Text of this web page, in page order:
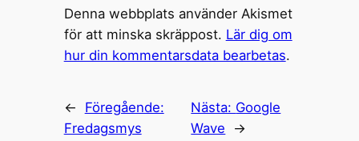
Denna webbplats använder Akismet
för att minska skräppost. Lär dig om
hur din kommentarsdata bearbetas.
←
Föregående:
Fredagsmys
Nästa: Google
Wave
→